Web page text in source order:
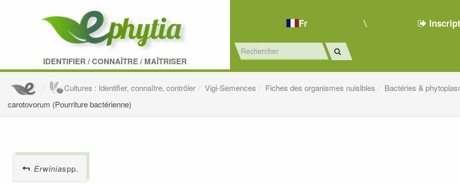
IDENTIFIER /CONNAÎTRE/MAÎTRISER
Fr
Cultures : Identifier, connaître, contrôler Vigi-Semences Fiches des organismes nuisibles Bactéries &
carotovorum (Pourriture bactérienne)
Erwiniaspp.